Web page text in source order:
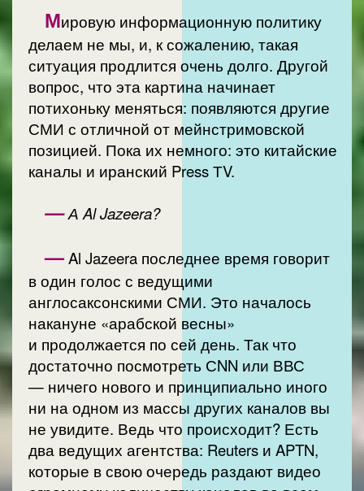
Мировую информационную политику
делаем не мы, и, к сожалению, такая
ситуация продлится очень долго. Другой
вопрос, что эта картина начинает
потихоньку меняться: появляются другие
СМИ с отличной от мейнстримовской
позицией. Пока их немного: это китайские
каналы и иранский Press ТV.
—А Al Jazeera?
—Al Jazeera последнее время говорит
в один голос с ведущими
англосаксонскими СМИ. Это началось
накануне «арабской весны»
и продолжается по сей день. Так что
достаточно посмотреть СNN или ВВС
— ничего нового и принципиально иного
ни на одном из массы других каналов вы
не увидите. Ведь что происходит? Есть
два ведущих агентства: Reuters и APTN,
которые в свою очередь раздают видео